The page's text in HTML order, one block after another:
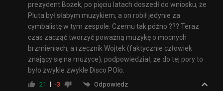
prezydent Bożek, po pięciu latach doszedł do wniosku, że
Pluta był słabym muzykiem, a on robił jedynie za
cymbalistę w tym zespole. Czemu tak późno ??? Teraz
czas zacząć tworzyć poważną muzykę o mocnych
brzmieniach, a rzecznik Wojtek (faktycznie człowiek
znający się na muzyce), podpowiedział, że do tej pory to
było zwykle zwykle Disco POlo.
21 -3 Odpowiedz